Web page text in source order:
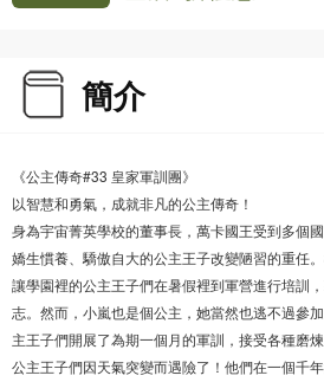
簡介
《公主傳奇#33 皇家軍訓團》
以智慧和勇氣，成就非凡的公主傳奇！
身為宇宙菁英學校的董事長，萬卡國王受到多個
嬌生慣養、驕傲自大的公主王子改變陋習的重任
讓學園裡的公主王子們在暑假裡到軍營進行培訓
志。然而，小嵐也是個公主，她當然也逃不過參
主王子們開展了為期一個月的軍訓，接受各種磨
公主王子們因天氣突變而遇險了！他們在一個千